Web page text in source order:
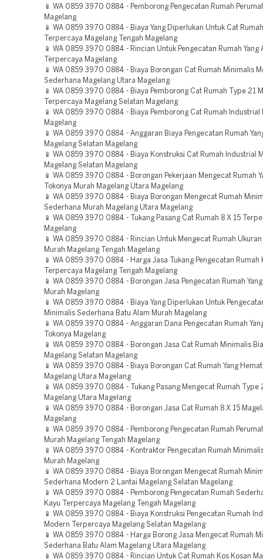
📱 WA 0859 3970 0884 - Pemborong Pengecatan Rumah
Magelang
📱 WA 0859 3970 0884 - Biaya Yang Diperlukan Untuk Cat
Terpercaya Magelang Tengah Magelang
📱 WA 0859 3970 0884 - Rincian Untuk Pengecatan Rumah Yang
Terpercaya Magelang
📱 WA 0859 3970 0884 - Biaya Borongan Cat Rumah Minimalis
Sederhana Magelang Utara Magelang
📱 WA 0859 3970 0884 - Biaya Pemborong Cat Rumah Type 21
Terpercaya Magelang Selatan Magelang
📱 WA 0859 3970 0884 - Biaya Pemborong Cat Rumah Industrial
Magelang
📱 WA 0859 3970 0884 - Anggaran Biaya Pengecatan Rumah
Magelang Selatan Magelang
📱 WA 0859 3970 0884 - Biaya Konstruksi Cat Rumah Industrial
Magelang Selatan Magelang
📱 WA 0859 3970 0884 - Borongan Pekerjaan Mengecat Rumah
Tokonya Murah Magelang Utara Magelang
📱 WA 0859 3970 0884 - Biaya Borongan Mengecat Rumah
Sederhana Murah Magelang Utara Magelang
📱 WA 0859 3970 0884 - Tukang Pasang Cat Rumah 8 X 15
Magelang
📱 WA 0859 3970 0884 - Rincian Untuk Mengecat Rumah
Murah Magelang Tengah Magelang
📱 WA 0859 3970 0884 - Harga Jasa Tukang Pengecatan Rumah
Terpercaya Magelang Tengah Magelang
📱 WA 0859 3970 0884 - Borongan Jasa Pengecatan Rumah
Murah Magelang
📱 WA 0859 3970 0884 - Biaya Yang Diperlukan Untuk
Minimalis Sederhana Batu Alam Murah Magelang
📱 WA 0859 3970 0884 - Anggaran Dana Pengecatan Rumah
Tokonya Magelang
📱 WA 0859 3970 0884 - Borongan Jasa Cat Rumah Minimalis
Magelang Selatan Magelang
📱 WA 0859 3970 0884 - Biaya Borongan Cat Rumah Yang
Magelang Utara Magelang
📱 WA 0859 3970 0884 - Tukang Pasang Mengecat Rumah Type
Magelang Utara Magelang
📱 WA 0859 3970 0884 - Borongan Jasa Cat Rumah 8 X 15
Magelang
📱 WA 0859 3970 0884 - Pemborong Pengecatan Rumah
Murah Magelang Tengah Magelang
📱 WA 0859 3970 0884 - Kontraktor Pengecatan Rumah
Murah Magelang
📱 WA 0859 3970 0884 - Biaya Borongan Mengecat Rumah
Sederhana Modern 2 Lantai Magelang Selatan Magelang
📱 WA 0859 3970 0884 - Pemborong Pengecatan Rumah
Kayu Terpercaya Magelang Tengah Magelang
📱 WA 0859 3970 0884 - Biaya Konstruksi Pengecatan Rumah
Modern Terpercaya Magelang Selatan Magelang
📱 WA 0859 3970 0884 - Harga Borong Jasa Mengecat Rumah
Sederhana Batu Alam Magelang Utara Magelang
📱 WA 0859 3970 0884 - Rincian Untuk Cat Rumah Kos Kosan